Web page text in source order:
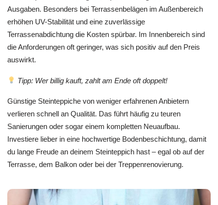
Ausgaben. Besonders bei Terrassenbelägen im Außenbereich
erhöhen UV-Stabilität und eine zuverlässige
Terrassenabdichtung die Kosten spürbar. Im Innenbereich sind
die Anforderungen oft geringer, was sich positiv auf den Preis
auswirkt.
Tipp: Wer billig kauft, zahlt am Ende oft doppelt!
Günstige Steinteppiche von weniger erfahrenen Anbietern
verlieren schnell an Qualität. Das führt häufig zu teuren
Sanierungen oder sogar einem kompletten Neuaufbau.
Investiere lieber in eine hochwertige Bodenbeschichtung, damit
du lange Freude an deinem Steinteppich hast – egal ob auf der
Terrasse, dem Balkon oder bei der Treppenrenovierung.